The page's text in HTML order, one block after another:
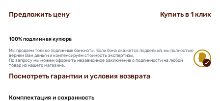
Предложить цену Купить в 1 клик
100% подлинная купюра
Мы продаем только подлинные банкноты. Если бона окажется подделкой, мы полностью
вернем Вам деньги и компенсируем стоимость экспертизы.
По запросу мы можем оформить независимое заключение о подлинности на любой
товар из нашего магазина.
Посмотреть гарантии и условия возврата
Комплектация и сохранность